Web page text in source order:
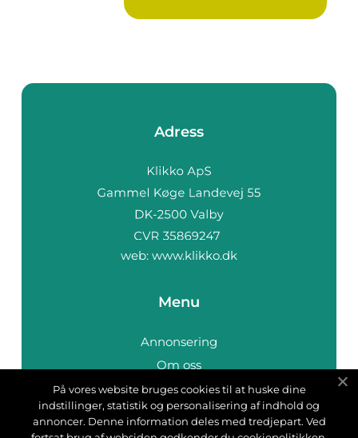
Adress
web: www.klikko.dk
Menu
Annonsering
Om oss
Cookies
Kontakta oss
Sitemap
På vores website bruges cookies til at huske dine
indstillinger, statistik og personalisering af indhold og
annoncer. Denne information deles med tredjepart. Ved